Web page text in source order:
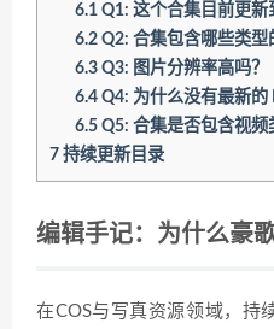
6.1 Q1: 这个合集目前更新
6.2 Q2: 合集包含哪些类型
6.3 Q3: 图片分辨率高吗？
6.4 Q4: 为什么没有最新的
6.5 Q5: 合集是否包含视频
7 持续更新目录
编辑手记：为什么豪
在COS与写真资源领域，持